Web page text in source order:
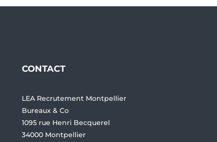
CONTACT
LEA Recrutement Montpellier
Bureaux & Co
1095 rue Henri Becquerel
34000 Montpellier